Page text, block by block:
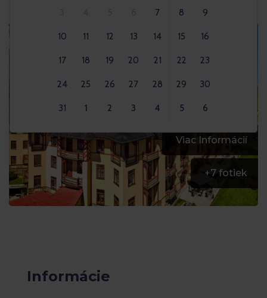
7 8 9
10 11 12 13 14 15 16
17 18 19 20 21 22 23
24 25 26 27 28 29 30
31 1 2 3 4 5 6
Viac Informácií
+7 fotiek
Informácie